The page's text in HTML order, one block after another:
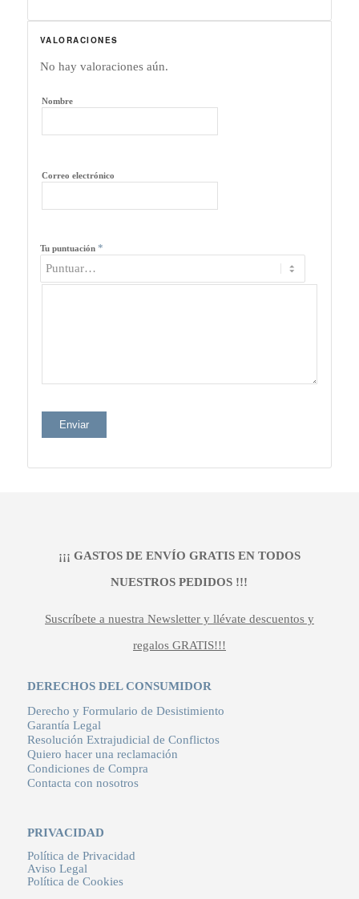
VALORACIONES
No hay valoraciones aún.
Nombre
Correo electrónico
Tu puntuación *
¡¡¡ GASTOS DE ENVÍO GRATIS EN TODOS
NUESTROS PEDIDOS !!!
Suscríbete a nuestra Newsletter y llévate descuentos y
regalos GRATIS!!!
DERECHOS DEL CONSUMIDOR
Derecho y Formulario de Desistimiento
Garantía Legal
Resolución Extrajudicial de Conflictos
Quiero hacer una reclamación
Condiciones de Compra
Contacta con nosotros
PRIVACIDAD
Política de Privacidad
Aviso Legal
Política de Cookies